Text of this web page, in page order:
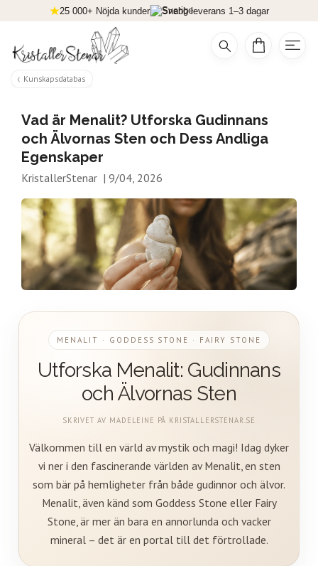
25 000+ Nöjda kunder Snabb leverans 1–3 dagar
Kunskapsdatabas
Vad är Menalit? Utforska Gudinnans
och Älvornas Sten och Dess Andliga
Egenskaper
KristallerStenar | 9/04, 2026
MENALIT · GODDESS STONE · FAIRY STONE
Utforska Menalit: Gudinnans
och Älvornas Sten
SKRIVET AV MADELEINE PÅ KRISTALLERSTENAR.SE
Välkommen till en värld av mystik och magi! Idag dyker
vi ner i den fascinerande världen av Menalit, en sten
som bär på hemligheter från både gudinnor och älvor.
Menalit, även känd som Goddess Stone eller Fairy
Stone, är mer än bara en annorlunda och vacker
mineral – det är en portal till det förtrollade.